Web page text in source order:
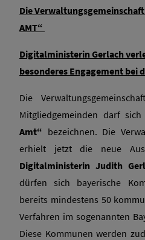
Die
AMT“
Digitalministerin Gerlach
besonderes Engagement bei
Die
Mitgliedgemeinden darf
Amt“ bezeichnen. Die
erhielt jetzt die neue
Digitalministerin Judith
dürfen sich bayerische
bereits mindestens 50
Verfahren im sogenannten
Diese Kommunen werden